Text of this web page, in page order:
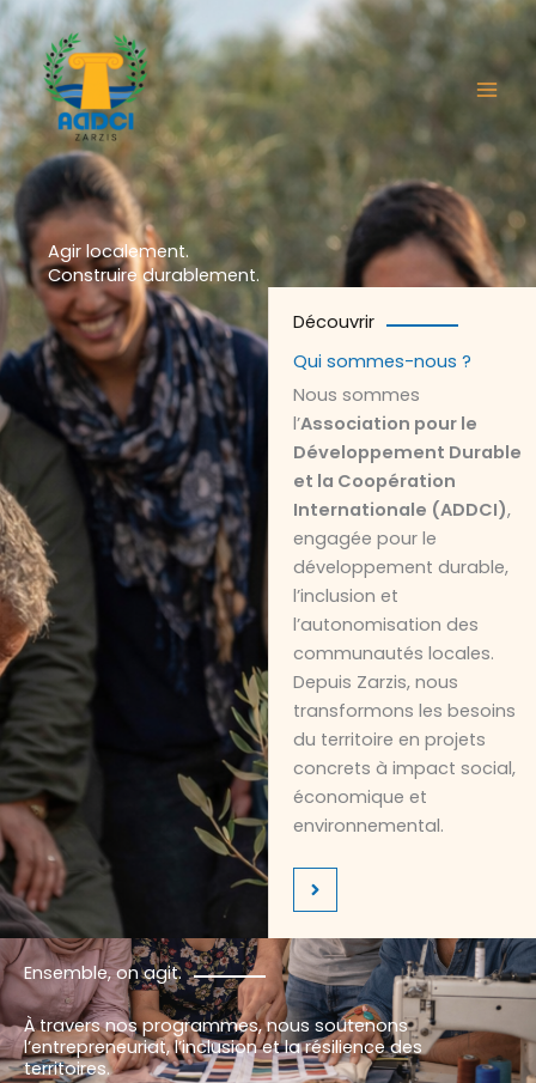
Aller
au
contenu
Agir localement.
Construire durablement.
Ensemble, on agit.
À travers nos programmes, nous soutenons
l’entrepreneuriat, l’inclusion et la résilience des
territoires.
Découvrir
Qui sommes-nous ?
Nous sommes
l’Association pour le
Développement Durable
et la Coopération
Internationale (ADDCI),
engagée pour le
développement durable,
l’inclusion et
l’autonomisation des
communautés locales.
Depuis Zarzis, nous
transformons les besoins
du territoire en projets
concrets à impact social,
économique et
environnemental.